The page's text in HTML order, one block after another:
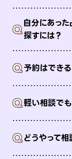
Q自分にあっ
探すには？
Q予約はできる
Q軽い相談で
Qどうやって